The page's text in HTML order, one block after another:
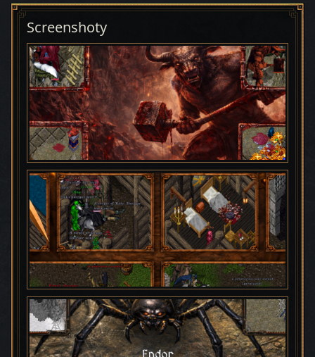
Screenshoty